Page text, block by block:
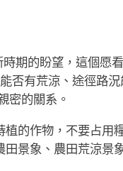
的盼望，這個愿
否有荒涼、途徑路
密的關系。
作物，不要占用
景象、農田荒涼